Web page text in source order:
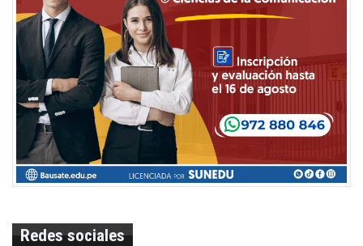
Redes sociales